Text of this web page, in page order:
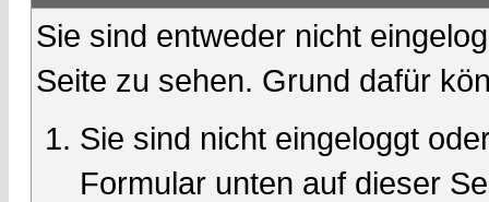
Sie sind entweder nicht
Seite zu sehen. Grund dafür
Sie sind nicht eingeloggt
Formular unten auf dieser